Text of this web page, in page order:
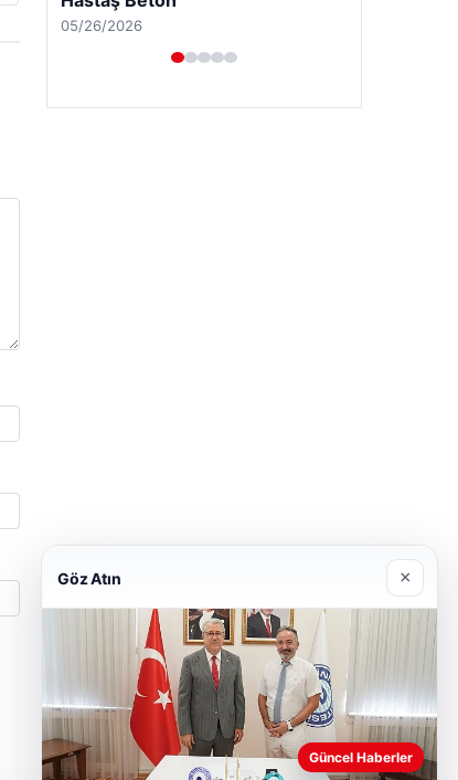
04/28/2026
Göz Atın ×
Güncel Haberler